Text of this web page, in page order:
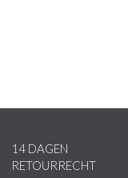
14 DAGEN
RETOURRECHT